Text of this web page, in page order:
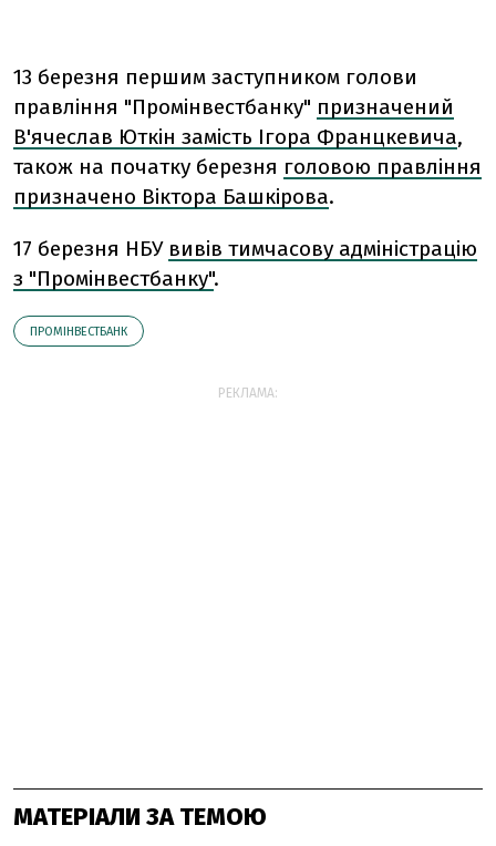
13 березня першим заступником голови
правління "Промінвестбанку" призначений
В'ячеслав Юткін замість Ігора Францкевича,
також на початку березня головою правління
призначено Віктора Башкірова.
17 березня НБУ вивів тимчасову адміністрацію
з "Промінвестбанку".
ПРОМІНВЕСТБАНК
РЕКЛАМА:
МАТЕРІАЛИ ЗА ТЕМОЮ